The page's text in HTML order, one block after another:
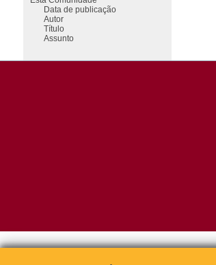
Data de publicação
Autor
Título
Assunto